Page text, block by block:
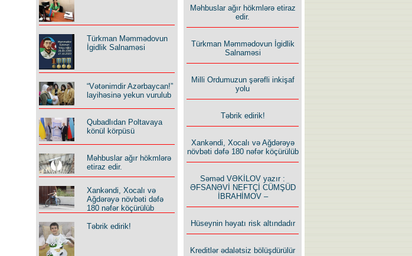
Türkman Məmmədovun
İgidlik Salnaməsi
“Vətənimdir Azərbaycan!”
layihəsinə yekun vurulub
Qubadlıdan Poltavaya
könül körpüsü
Məhbuslar ağır hökmlərə
etiraz edir.
Xankəndi, Xocalı və
Ağdərəyə növbəti dəfə
180 nəfər köçürülüb
Təbrik edirik!
Məhbuslar ağır hökmlərə etiraz
edir.
Türkman Məmmədovun İgidlik
Salnaməsi
Milli Ordumuzun şərəfli inkişaf
yolu
Təbrik edirik!
Xankəndi, Xocalı və Ağdərəyə
növbəti dəfə 180 nəfər köçürülüb
Səməd VƏKİLOV yazır :
ƏFSANƏVİ NEFTÇİ CÜMŞÜD
İBRAHİMOV –
Hüseynin həyatı risk altındadır
Kreditlər ədalətsiz bölüşdürülür